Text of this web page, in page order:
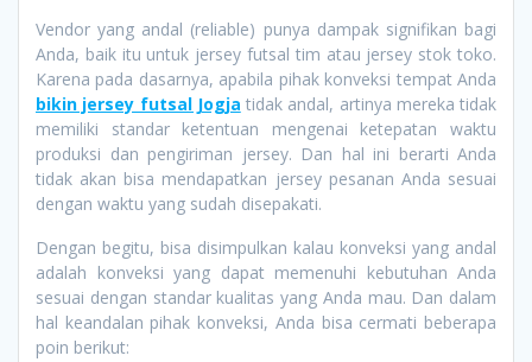
Vendor yang andal (reliable) punya dampak signifikan bagi
Anda, baik itu untuk jersey futsal tim atau jersey stok toko.
Karena pada dasarnya, apabila pihak konveksi tempat Anda
bikin jersey futsal Jogja tidak andal, artinya mereka tidak
memiliki standar ketentuan mengenai ketepatan waktu
produksi dan pengiriman jersey. Dan hal ini berarti Anda
tidak akan bisa mendapatkan jersey pesanan Anda sesuai
dengan waktu yang sudah disepakati.
Dengan begitu, bisa disimpulkan kalau konveksi yang andal
adalah konveksi yang dapat memenuhi kebutuhan Anda
sesuai dengan standar kualitas yang Anda mau. Dan dalam
hal keandalan pihak konveksi, Anda bisa cermati beberapa
poin berikut: